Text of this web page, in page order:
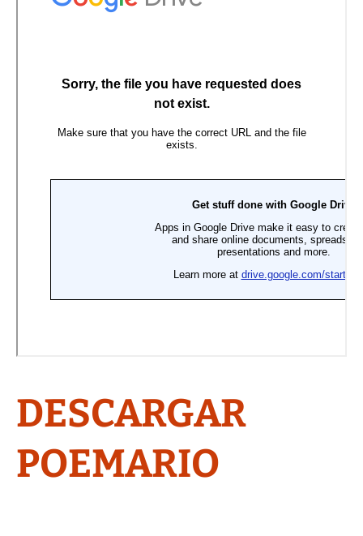
DESCARGAR
POEMARIO